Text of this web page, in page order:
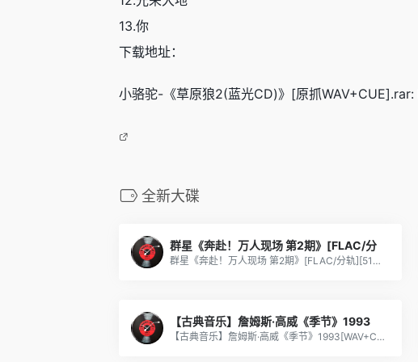
13.你
下载地址：
小骆驼-《草原狼2(蓝光CD)》[原抓WAV+CUE].rar:
全新大碟
群星《奔赴！万人现场 第2期》[FLAC/分
群星《奔赴！万人现场 第2期》[FLAC/分轨][518.87MB]
【古典音乐】詹姆斯·高威《季节》1993
【古典音乐】詹姆斯·高威《季节》1993[WAV+CUE]